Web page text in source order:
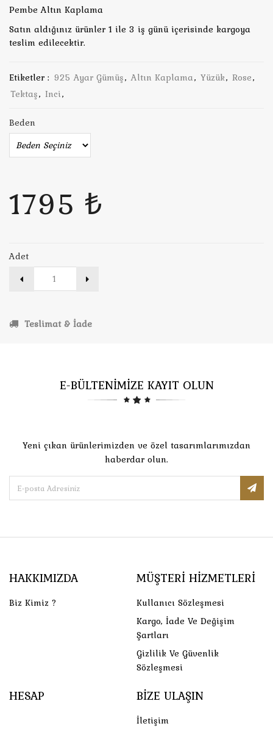
Pembe Altın Kaplama
Satın aldığınız ürünler 1 ile 3 iş günü içerisinde kargoya
teslim edilecektir.
Etiketler : 925 Ayar Gümüş, Altın Kaplama, Yüzük, Rose,
Tektaş, Inci,
Beden
1795 ₺
Adet
Teslimat & İade
E-BÜLTENİMİZE KAYIT OLUN
Yeni çıkan ürünlerimizden ve özel tasarımlarımızdan
haberdar olun.
HAKKIMIZDA
Biz Kimiz ?
MÜŞTERI HIZMETLERI
Kullanıcı Sözleşmesi
Kargo, İade Ve Değişim
Şartları
Gizlilik Ve Güvenlik
Sözleşmesi
HESAP BIZE ULAŞIN
İletişim